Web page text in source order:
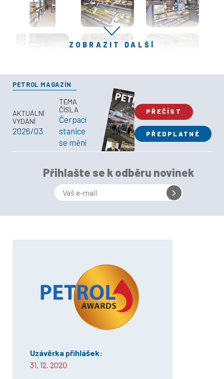
ZOBRAZIT DALŠÍ
PETROL MAGAZÍN
AKTUÁLNÍ
VYDÁNÍ
2026/03
TÉMA
ČÍSLA
Čerpací
stanice
se mění
PŘEČÍST
PŘEDPLATNÉ
Přihlašte se k odběru novinek
Uzávěrka přihlášek:
31. 12. 2020